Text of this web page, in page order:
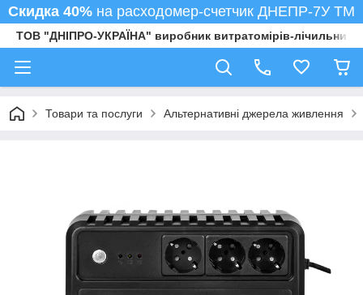
Скидка 40% на расходомер-счетчик ДНЕПР-7У ТМ
ТОВ "ДНІПРО-УКРАЇНА" виробник витратомірів-
Товари та послуги Альтернативні джерела живлення